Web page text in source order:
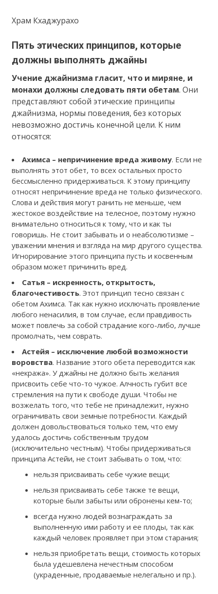
Храм Кхаджурахо
Пять этических принципов, которые
должны выполнять джайны
Учение джайнизма гласит, что и миряне, и
монахи должны следовать пяти обетам. Они
представляют собой этические принципы
джайнизма, нормы поведения, без которых
невозможно достичь конечной цели. К ним
относятся:
Ахимса – непричинение вреда живому. Если не
выполнять этот обет, то всех остальных просто
бессмысленно придерживаться. К этому принципу
относят непричинение вреда не только физического.
Слова и действия могут ранить не меньше, чем
жестокое воздействие на телесное, поэтому нужно
внимательно относиться к тому, что и как ты
говоришь. Не стоит забывать и о неабсолютизме –
уважении мнения и взгляда на мир другого существа.
Игнорирование этого принципа пусть и косвенным
образом может причинить вред.
Сатья – искренность, открытость,
благочестивость. Этот принцип тесно связан с
обетом Ахимса. Так как нужно исключать проявление
любого ненасилия, в том случае, если правдивость
может повлечь за собой страдание кого-либо, лучше
промолчать, чем соврать.
Астейя – исключение любой возможности
воровства. Название этого обета переводится как
«некража». У джайны не должно быть желания
присвоить себе что-то чужое. Алчность губит все
стремления на пути к свободе души. Чтобы не
возжелать того, что тебе не принадлежит, нужно
ограничивать свои земные потребности. Каждый
должен довольствоваться только тем, что ему
удалось достичь собственным трудом
(исключительно честным). Чтобы придерживаться
принципа Астейи, не стоит забывать о том, что:
нельзя присваивать себе чужие вещи;
нельзя присваивать себе также те вещи,
которые были забыты или обронены кем-то;
всегда нужно людей вознаграждать за
выполненную ими работу и ее плоды, так как
каждый человек проявляет при этом старания;
нельзя приобретать вещи, стоимость которых
была удешевлена нечестным способом
(украденные, продаваемые нелегально и пр.).